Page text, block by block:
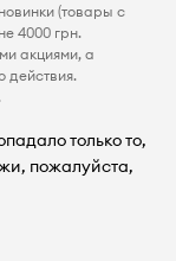
(товары с
4000 грн.
акциями, а
действия.
только то,
пожалуйста,